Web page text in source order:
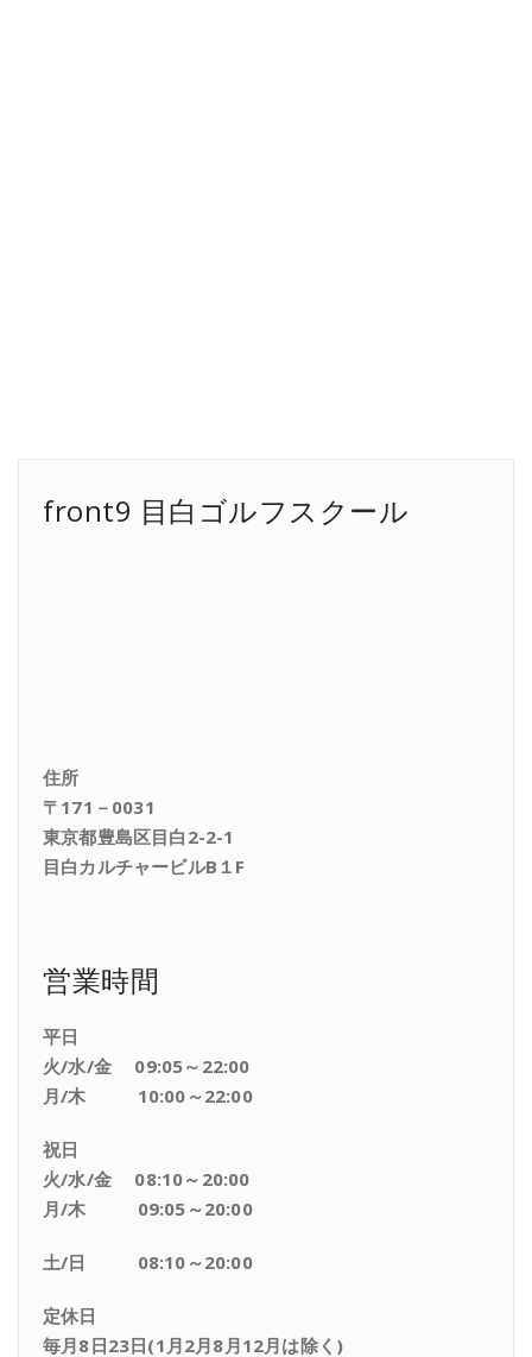
front9 目白ゴルフスクール
住所
〒171－0031
東京都豊島区目白2-2-1
目白カルチャービルB１F
営業時間
平日
火/水/金 09:05～22:00
月/木 10:00～22:00
祝日
火/水/金 08:10～20:00
月/木 09:05～20:00
土/日 08:10～20:00
定休日
毎月8日23日(1月2月8月12月は除く)